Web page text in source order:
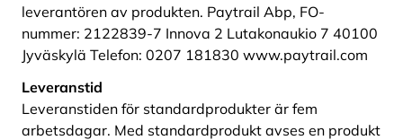
leverantören av produkten. Paytrail Abp, FO-
nummer: 2122839-7 Innova 2 Lutakonaukio 7 40100
Jyväskylä Telefon: 0207 181830 www.paytrail.com
Leveranstid
Leveranstiden för standardprodukter är fem
arbetsdagar. Med standardprodukt avses en produkt